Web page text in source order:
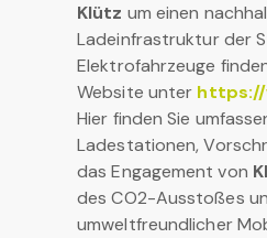
Klütz um einen
Ladeinfrastruktur der
Elektrofahrzeuge
Website unter https://
Hier finden Sie
Ladestationen,
das Engagement von
des CO2-Ausstoßes
umweltfreundlicher